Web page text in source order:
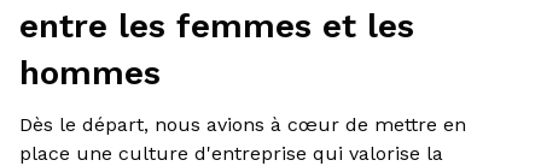
entre les femmes et les
hommes
Dès le départ, nous avions à cœur de mettre en
place une culture d'entreprise qui valorise la